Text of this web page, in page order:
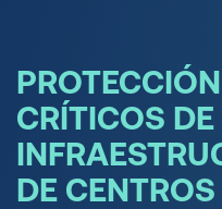
CRÍTICOS
DE